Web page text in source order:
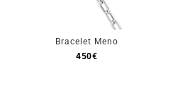
Bracelet Meno
450€